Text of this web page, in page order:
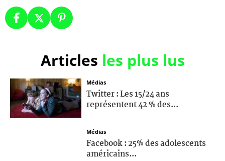
Articles les plus lus
Médias
Twitter : Les 15/24 ans
représentent 42 % des...
Médias
Facebook : 25% des adolescents
américains...